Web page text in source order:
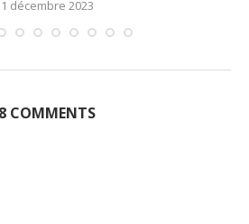
1 décembre 2023
8 COMMENTS